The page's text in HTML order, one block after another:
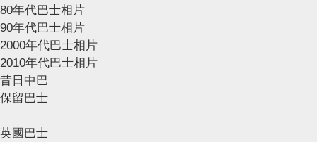
80年代巴士相片
90年代巴士相片
2000年代巴士相片
2010年代巴士相片
昔日中巴
保留巴士
英國巴士